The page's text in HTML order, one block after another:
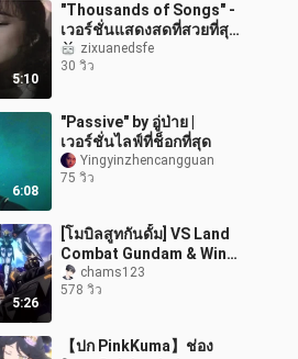
ใช้นี้เป็นส่วนตั
5:10
"Thousands of Songs" -
เวอร์ชั่นแสดงสดที่สวยที่สุด
ของ Priscilla Chan! เคลือบ
ทองตามกาลเวลา กราบไหว้
zixuanedsfe
30 วิว
6:08
"Passive" by อู่ป่าย |
เวอร์ชั่นไลฟ์ที่ช็อกที่สุด
Yingyinzhencangguan
75 วิว
5:26
[โมบิลสูทกันดั้ม] VS Land
Combat Gundam & Wing
Gundam Tianshou Type
Zero & Tiger Crimson
chams123
578 วิว
【ปก PinkKuma】ช่อง